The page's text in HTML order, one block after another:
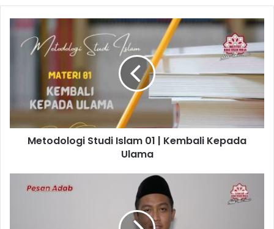
Studi
Islam
Kepada
Ulama
Metodologi Studi Islam 01 | Kembali Kepada
Ulama
Niatmu